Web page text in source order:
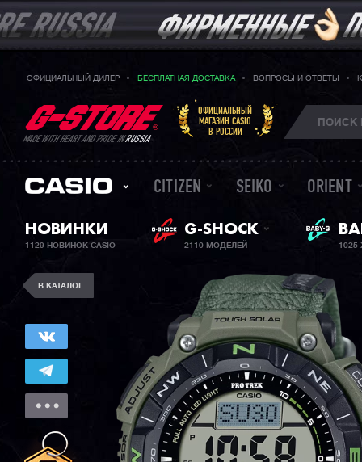
ОФИЦИАЛЬНЫЙ ДИЛЕР БЕСПЛАТНАЯ ДОСТАВКА ВОПРОСЫ И ОТВЕТЫ
MADE WITH HEART AND PRIDE INRUSSIA
ОФИЦИАЛЬНЫЙ
МАГАЗИН CASIO
В РОССИИ
CITIZEN SEIKO ORIENT
НОВИНКИ
1129 НОВИНОК CASIO
G-SHOCK
2110 МОДЕЛЕЙ
В КАТАЛОГ